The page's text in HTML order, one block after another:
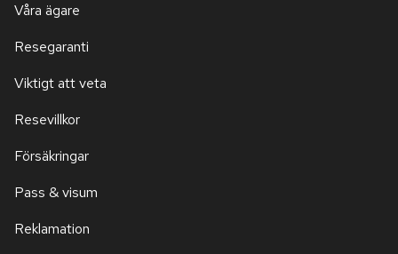
Våra ägare
Resegaranti
Viktigt att veta
Resevillkor
Försäkringar
Pass & visum
Reklamation